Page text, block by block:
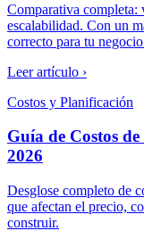
Comparativa completa:
escalabilidad. Con un
correcto para tu
Leer artículo ›
Costos y Planificación
Guía de Costos
2026
Desglose completo de
que afectan el precio,
construir.